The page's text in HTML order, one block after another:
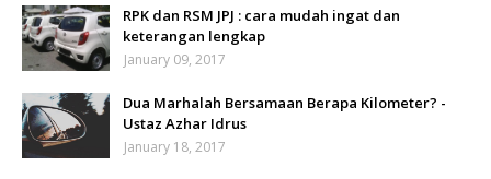
RPK dan RSM JPJ : cara mudah ingat dan
keterangan lengkap
January 09, 2017
Dua Marhalah Bersamaan Berapa Kilometer? -
Ustaz Azhar Idrus
January 18, 2017